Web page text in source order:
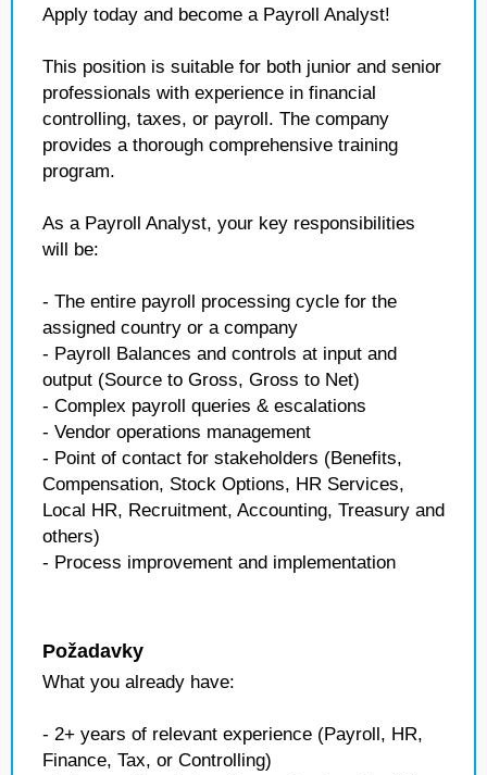
Apply today and become a Payroll Analyst!
This position is suitable for both junior and senior
professionals with experience in financial
controlling, taxes, or payroll. The company
provides a thorough comprehensive training
program.
As a Payroll Analyst, your key responsibilities
will be:
- The entire payroll processing cycle for the
assigned country or a company
- Payroll Balances and controls at input and
output (Source to Gross, Gross to Net)
- Complex payroll queries & escalations
- Vendor operations management
- Point of contact for stakeholders (Benefits,
Compensation, Stock Options, HR Services,
Local HR, Recruitment, Accounting, Treasury and
others)
- Process improvement and implementation
Požadavky
What you already have:
- 2+ years of relevant experience (Payroll, HR,
Finance, Tax, or Controlling)